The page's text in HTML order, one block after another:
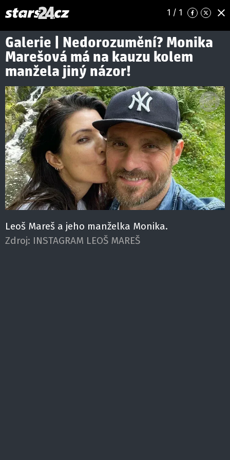
1 / 1
Galerie | Nedorozumění? Monika
Marešová má na kauzu kolem
manžela jiný názor!
Leoš Mareš a jeho manželka Monika.
Zdroj: INSTAGRAM LEOŠ MAREŠ